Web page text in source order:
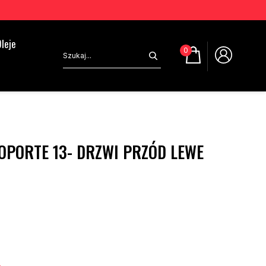
0
13- DRZWI PRZÓD LEWE